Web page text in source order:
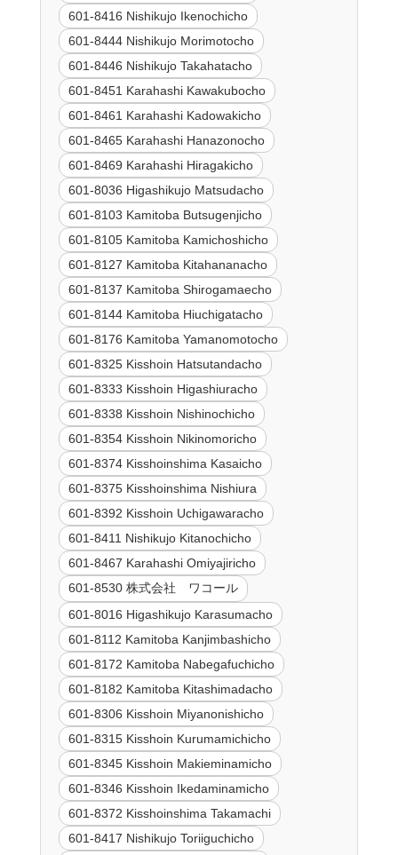
601-8416 Nishikujo Ikenochicho
601-8444 Nishikujo Morimotocho
601-8446 Nishikujo Takahatacho
601-8451 Karahashi Kawakubocho
601-8461 Karahashi Kadowakicho
601-8465 Karahashi Hanazonocho
601-8469 Karahashi Hiragakicho
601-8036 Higashikujo Matsudacho
601-8103 Kamitoba Butsugenjicho
601-8105 Kamitoba Kamichoshicho
601-8127 Kamitoba Kitahananacho
601-8137 Kamitoba Shirogamaecho
601-8144 Kamitoba Hiuchigatacho
601-8176 Kamitoba Yamanomotocho
601-8325 Kisshoin Hatsutandacho
601-8333 Kisshoin Higashiuracho
601-8338 Kisshoin Nishinochicho
601-8354 Kisshoin Nikinomoricho
601-8374 Kisshoinshima Kasaicho
601-8375 Kisshoinshima Nishiura
601-8392 Kisshoin Uchigawaracho
601-8411 Nishikujo Kitanochicho
601-8467 Karahashi Omiyajiricho
601-8530 株式会社 ワコール
601-8016 Higashikujo Karasumacho
601-8112 Kamitoba Kanjimbashicho
601-8172 Kamitoba Nabegafuchicho
601-8182 Kamitoba Kitashimadacho
601-8306 Kisshoin Miyanonishicho
601-8315 Kisshoin Kurumamichicho
601-8345 Kisshoin Makieminamicho
601-8346 Kisshoin Ikedaminamicho
601-8372 Kisshoinshima Takamachi
601-8417 Nishikujo Toriiguchicho